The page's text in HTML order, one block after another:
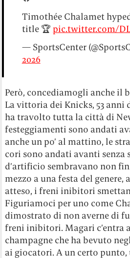
Timothée Chalamet
title 🏆 pic.twitter.com/
— SportsCenter
2026
Però, concediamogli anche il
La vittoria dei Knicks, 53 anni
ha travolto tutta la città di
festeggiamenti sono andati
anche un po’ al mattino, le
cori sono andati avanti senza
d’artificio sembravano non
mezzo a una festa del genere,
atteso, i freni inibitori
Figuriamoci per uno come
dimostrato di non averne di
freni inibitori. Magari c’entra
champagne che ha bevuto
ai giocatori. A un certo